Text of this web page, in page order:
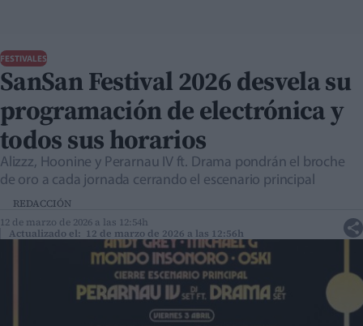
FESTIVALES
SanSan Festival 2026 desvela su
programación de electrónica y
todos sus horarios
Alizzz, Hoonine y Perarnau IV ft. Drama pondrán el broche
de oro a cada jornada cerrando el escenario principal
REDACCIÓN
12 de marzo de 2026 a las 12:54h
Actualizado el: 12 de marzo de 2026 a las 12:56h